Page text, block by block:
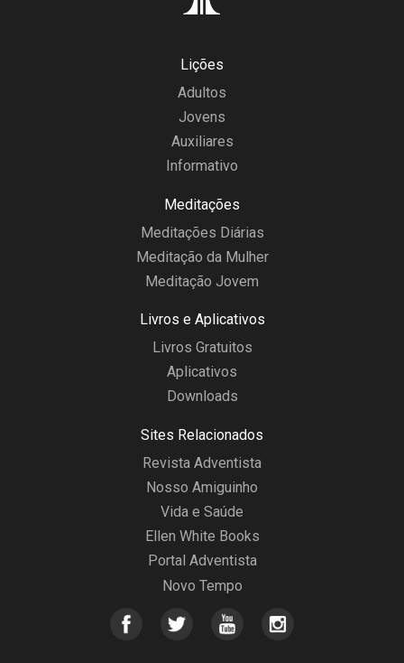
Lições
Adultos
Jovens
Auxiliares
Informativo
Meditações
Meditações Diárias
Meditação da Mulher
Meditação Jovem
Livros e Aplicativos
Livros Gratuitos
Aplicativos
Downloads
Sites Relacionados
Revista Adventista
Nosso Amiguinho
Vida e Saúde
Ellen White Books
Portal Adventista
Novo Tempo